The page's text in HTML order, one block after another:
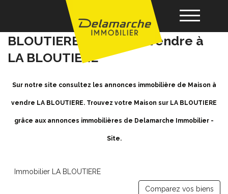
Acheter
Vendre
Achat / Vente Maison LA
BLOUTIERE - Maison a vendre à
LA BLOUTIERE
Sur notre site consultez les annonces immobilière de Maison à
vendre LA BLOUTIERE. Trouvez votre Maison sur LA BLOUTIERE
grâce aux annonces immobilières de Delamarche Immobilier -
Site.
Immobilier LA BLOUTIERE
Comparez vos biens